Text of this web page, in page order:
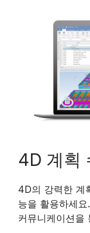
4D 계획
4D의 강력한 계
능을 활용하세
커뮤니케이션을